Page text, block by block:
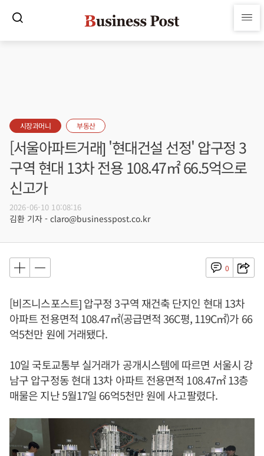
시장과머니 부동산
[서울아파트거래] '현대건설 선정' 압구정 3
구역 현대 13차 전용 108.47㎡ 66.5억으로
신고가
2026-06-10 10:08:16
김환 기자 - claro@businesspost.co.kr
0
[비즈니스포스트] 압구정 3구역 재건축 단지인 현대 13차
아파트 전용면적 108.47㎡(공급면적 36C평, 119C㎡)가 66
억5천만 원에 거래됐다.
10일 국토교통부 실거래가 공개시스템에 따르면 서울시 강
남구 압구정동 현대 13차 아파트 전용면적 108.47㎡ 13층
매물은 지난 5월17일 66억5천만 원에 사고팔렸다.